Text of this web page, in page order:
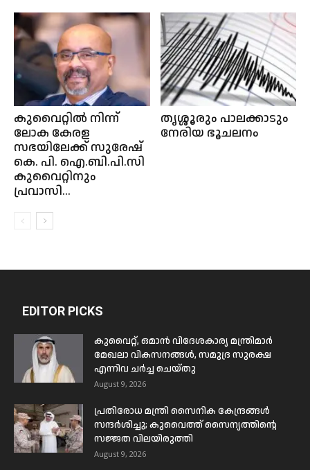
കുവൈറ്റിൽ നിന്ന്
ലോക കേരള
സഭയിലേക്ക് സുരേഷ്
കെ. പി. ഐ.ബി.പി.സി
കുവൈറ്റിനും
പ്രവാസി...
തൃശ്ശൂരും പാലക്കാടും
നേരിയ ഭൂചലനം
EDITOR PICKS
കുവൈറ്റ്, ഒമാൻ വിദേശകാര്യ മന്ത്രിമാർ
മേഖലാ വികസനങ്ങൾ, സമുദ്ര സുരക്ഷ
എന്നിവ ചർച്ച ചെയ്തു
August 9, 2026
പ്രതിരോധ മന്ത്രി സൈനിക കേന്ദ്രങ്ങൾ
സന്ദർശിച്ചു; കുവൈത്ത് സൈന്യത്തിന്റെ
സജ്ജത വിലയിരുത്തി
August 9, 2026